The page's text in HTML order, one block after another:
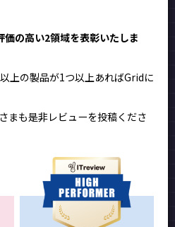
の高い2領域を表彰いたしま
上の製品が1つ以上あればGridに
まも是非レビューを投稿くださ